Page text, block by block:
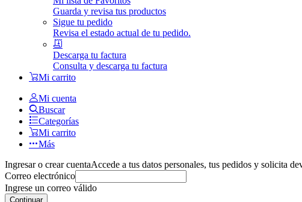
Guarda y revisa tus productos
Sigue tu pedido
Revisa el estado actual de tu pedido.
Descarga tu factura
Consulta y descarga tu factura
Mi carrito
Mi cuenta
Buscar
Categorías
Mi carrito
Más
Ingresar o crear cuentaAccede a tus datos personales, tus pedidos y solicita
Correo electrónico
Ingrese un correo válido
Continuar